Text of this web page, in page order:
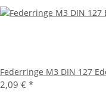
Federringe M3 DIN 127
2,09 € *